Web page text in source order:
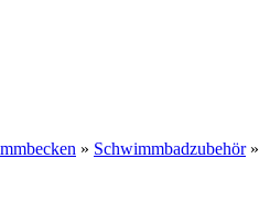
» Schwimmbadzubehör»